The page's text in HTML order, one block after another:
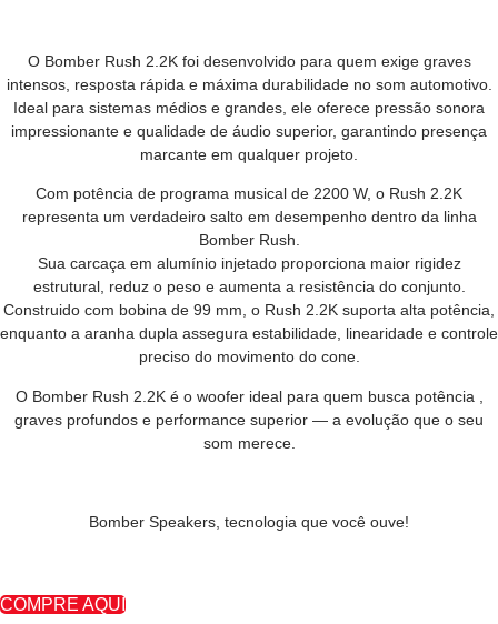
O Bomber Rush 2.2K foi desenvolvido para quem exige graves
intensos, resposta rápida e máxima durabilidade no som automotivo.
Ideal para sistemas médios e grandes, ele oferece pressão sonora
impressionante e qualidade de áudio superior, garantindo presença
marcante em qualquer projeto.
Com potência de programa musical de 2200 W, o Rush 2.2K
representa um verdadeiro salto em desempenho dentro da linha
Bomber Rush.
Sua carcaça em alumínio injetado proporciona maior rigidez
estrutural, reduz o peso e aumenta a resistência do conjunto.
Construido com bobina de 99 mm, o Rush 2.2K suporta alta potência,
enquanto a aranha dupla assegura estabilidade, linearidade e controle
preciso do movimento do cone.
O Bomber Rush 2.2K é o woofer ideal para quem busca potência ,
graves profundos e performance superior — a evolução que o seu
som merece.
Bomber Speakers, tecnologia que você ouve!
COMPRE AQUI